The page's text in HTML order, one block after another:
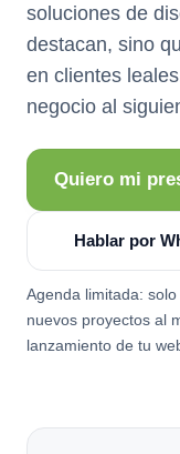
soluciones de
destacan, sino
en clientes
negocio al
Quiero mi
Hablar por
Agenda limitada:
nuevos proyectos al
lanzamiento de tu